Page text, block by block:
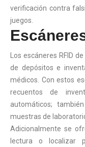
verificación contra
juegos.
Los escáneres RFID
de depósitos e
médicos. Con estos
recuentos de
automáticos;
muestras de
Adicionalmente se
lectura o localizar